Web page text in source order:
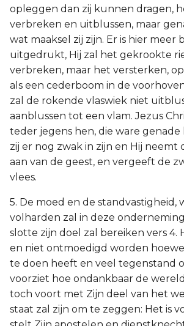
opleggen dan zij kunnen dragen,
verbreken en uitblussen, maar
wat maaksel zij zijn. Er is hier meer
uitgedrukt, Hij zal het gekrookte
verbreken, maar het versterken,
als een cederboom in de
zal de rokende vlaswiek niet
aanblussen tot een vlam. Jezus
teder jegens hen, die ware genade
zij er nog zwak in zijn en Hij neemt
aan van de geest, en vergeeft de
vlees.
5. De moed en de standvastigheid,
volharden zal in deze
slotte zijn doel zal bereiken vers 4.
en niet ontmoedigd worden
te doen heeft en veel tegenstand
voorziet hoe ondankbaar de
toch voort met Zijn deel van het
staat zal zijn om te zeggen: Het is